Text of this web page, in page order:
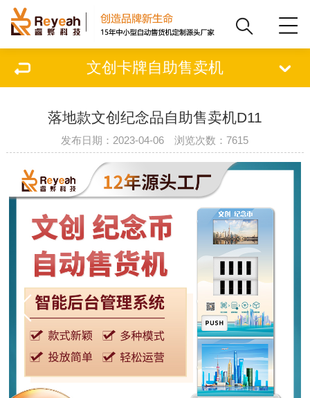
文创卡牌自助售卖机
落地款文创纪念品自助售卖机D11
发布日期：2023-04-06 浏览次数：7615